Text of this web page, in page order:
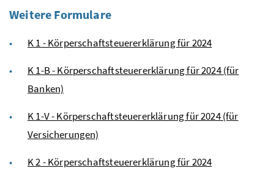
Weitere Formulare
K 1 - Körperschaftsteuererklärung für 2024
K 1-B - Körperschaftsteuererklärung für 2024 (für
Banken)
K 1-V - Körperschaftsteuererklärung für 2024 (für
Versicherungen)
K 2 - Körperschaftsteuererklärung für 2024